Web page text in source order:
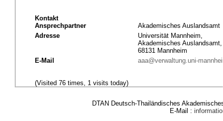
Kontakt
Ansprechpartner
Akademisches Auslandsamt
Adresse
Universität Mannheim,
Akademisches Auslandsamt,
68131 Mannheim
E-Mail
aaa@verwaltung.uni-
(Visited 76 times, 1 visits today)
DTAN Deutsch-Thailändisches
E-Mail :